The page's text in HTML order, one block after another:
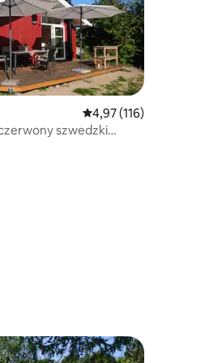
recenzji: 100
Średnia ocena: 4,97
4,97 (116)
szwedzki